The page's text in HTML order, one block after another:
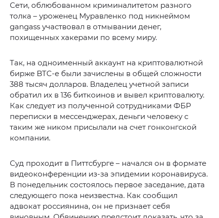
Сети, облюбованном криминалитетом разного
толка – уроженец Муравленко под никнеймом
gangass участвовал в отмывании денег,
похищенных хакерами по всему миру.
Так, на одноименный аккаунт на криптовалютной
бирже BTC-e были зачислены в общей сложности
388 тысяч долларов. Владелец учетной записи
обратил их в 136 биткоинов и вывел криптовалюту.
Как следует из полученной сотрудниками ФБР
переписки в мессенджерах, деньги человеку с
таким же ником присылали на счет гонконгской
компании.
Суд проходит в Питтсбурге – начался он в формате
видеоконференции из-за эпидемии коронавируса.
В понедельник состоялось первое заседание, дата
следующего пока неизвестна. Как сообщил
адвокат россиянина, он не признает себя